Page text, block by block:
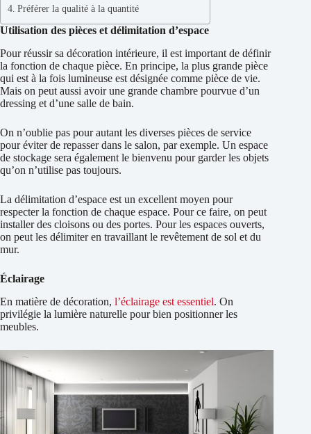
Préférer la qualité à la quantité
Utilisation des pièces et délimitation d’espace
Pour réussir sa décoration intérieure, il est important de définir
la fonction de chaque pièce. En principe, la plus grande pièce
qui est à la fois lumineuse est désignée comme pièce de vie.
Mais on peut aussi avoir une grande chambre pourvue d’un
dressing et d’une salle de bain.
On n’oublie pas pour autant les diverses pièces de service
pour éviter de repasser dans le salon, par exemple. Un espace
de stockage sera également le bienvenu pour garder les objets
qu’on n’utilise pas toujours.
La délimitation d’espace est un excellent moyen pour
respecter la fonction de chaque espace. Pour ce faire, on peut
installer des cloisons ou des portes. Pour les espaces ouverts,
on peut les délimiter en travaillant le revêtement de sol et du
mur.
Éclairage
En matière de décoration, l’éclairage est essentiel. On
privilégie la lumière naturelle pour bien positionner les
meubles.